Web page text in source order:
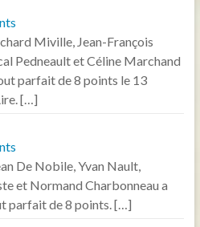
Miville, Jean-François
Pedneault et Céline Marchand
parfait de 8 points le 13
[…]
De Nobile, Yvan Nault,
et Normand Charbonneau a
parfait de 8 points. […]